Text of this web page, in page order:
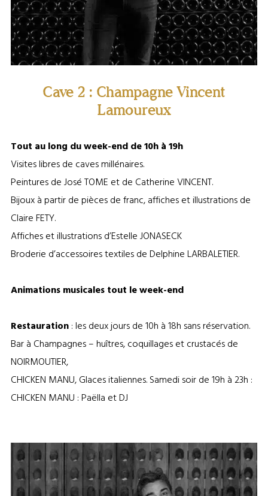
Cave 2 : Champagne Vincent
Lamoureux
Tout au long du week-end de 10h à 19h
Visites libres de caves millénaires.
Peintures de José TOME et de Catherine VINCENT.
Bijoux à partir de pièces de franc, affiches et illustrations de
Claire FETY.
Affiches et illustrations d’Estelle JONASECK
Broderie d’accessoires textiles de Delphine LARBALETIER.
Animations musicales tout le week-end
Restauration: les deux jours de 10h à 18h sans réservation.
Bar à Champagnes – huîtres, coquillages et crustacés de
NOIRMOUTIER,
CHICKEN MANU, Glaces italiennes. Samedi soir de 19h à 23h :
CHICKEN MANU : Paëlla et DJ